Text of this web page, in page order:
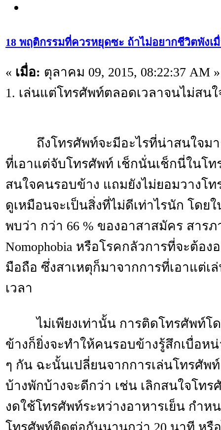
18 พฤติกรรมที่ควรหยุดซะ ถ้าไม่อยากชีวิตพังเมื่
« เมื่อ: ตุลาคม 09, 2015, 08:22:37 AM »
1. เล่นแต่โทรศัพท์ตลอดเวลาจนไม่สน
ถึงโทรศัพท์จะมีอะไรที่น่าสนใจมา
ที่เอาแต่จับโทรศัพท์ เช็กนั่นเช็กนี่ในโ
สนใจคนรอบข้าง แถมยังไม่ยอมวางโ
ดูเหมือนจะเป็นสิ่งที่ไม่ดีเท่าไรนัก โดย
พบว่า กว่า 66 % ของอาสาสมัคร สารภ
Nomophobia หรือโรคกลัวการที่จะต้อ
มือถือ ซึ่งสาเหตุก็มาจากการที่เอาแต่เ
เวลา
ไม่เพียงเท่านั้น การติดโทรศัพท์โด
ข้างก็ยิ่งจะทำให้คนรอบข้างรู้สึ­­­­กเบื่อห
ๆ กัน ฉะนั้นเปลี่ยนจากการเล่นโทรศัพ
บ้างพักบ้างจะ­­­­ดีกว่า เช่น เลิกสนใจโท
งดใช้โทรศัพท์ระหว่างอาหารเย็น กำห